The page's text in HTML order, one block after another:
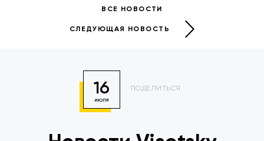
ВСЕ НОВОСТИ
СЛЕДУЮЩАЯ НОВОСТЬ
16
ИЮЛЯ
ПОДЕЛИТЬСЯ